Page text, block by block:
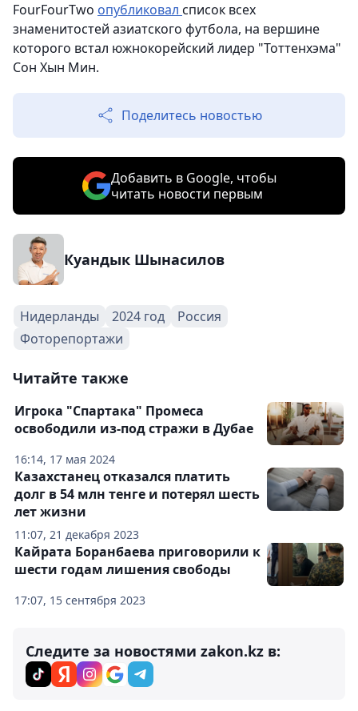
FourFourTwo опубликовал список всех
знаменитостей азиатского футбола, на вершине
которого встал южнокорейский лидер "Тоттенхэма"
Сон Хын Мин.
Поделитесь новостью
Добавить в Google, чтобы
читать новости первым
Куандык Шынасилов
Нидерланды 2024 год
Россия
Фоторепортажи
Читайте также
16:14, 17 мая 2024
Игрока "Спартака" Промеса
освободили из-под стражи в Дубае
11:07, 21 декабря 2023
Казахстанец отказался платить
долг в 54 млн тенге и потерял шесть
лет жизни
17:07, 15 сентября 2023
Кайрата Боранбаева приговорили к
шести годам лишения свободы
Следите за новостями zakon.kz в: